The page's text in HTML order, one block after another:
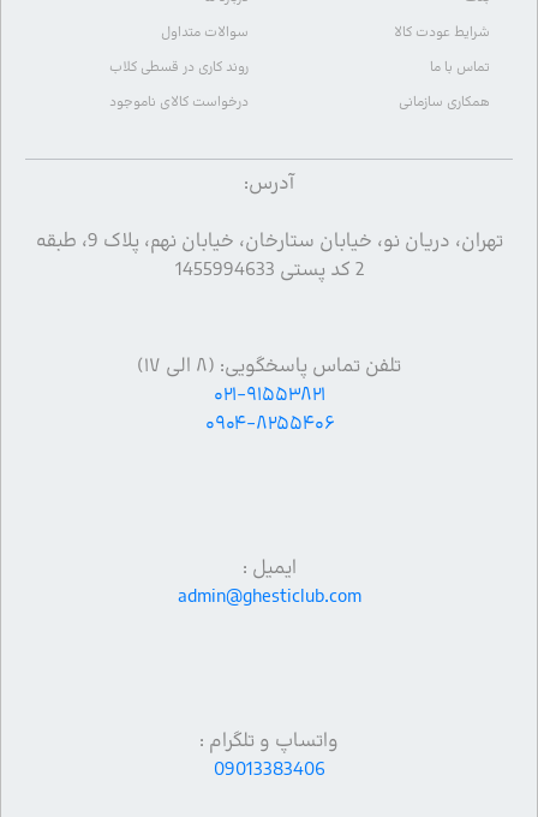
شرایط عودت کالا
سوالات متداول
تماس با ما
روند کاری در قسطی کلاب
همکاری سازمانی
درخواست کالای ناموجود
آدرس:
تهران، دریان نو، خیابان ستارخان، خیابان نهم، پلاک 9، طبقه
2 کد پستی 1455994633
تلفن تماس پاسخگویی: (۸ الی ۱۷)
۰۲۱-۹۱۵۵۳۸۲۱
۰۹۰۴-۸۲۵۵۴۰۶
ایمیل :
admin@ghesticlub.com
واتساپ و تلگرام :
09013383406